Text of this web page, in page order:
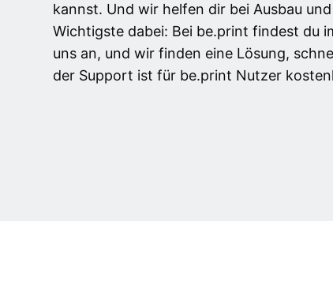
kannst. Und wir helfen dir bei Ausbau
Wichtigste dabei: Bei be.print findest du
uns an, und wir finden eine Lösung,
der Support ist für be.print Nutzer